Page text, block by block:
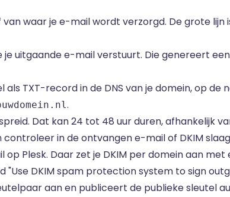
van waar je e-mail wordt verzorgd. De grote lijn
je uitgaande e-mail verstuurt. Die genereert
als TXT-record in de DNS van je domein, op de
.
Dat kan 24 tot 48 uur duren, afhankelijk
in de ontvangen e-mail of DKIM
op Plesk. Daar zet je DKIM per domein aan
"Use DKIM spam protection system to sign
aan en publiceert de publieke sleutel